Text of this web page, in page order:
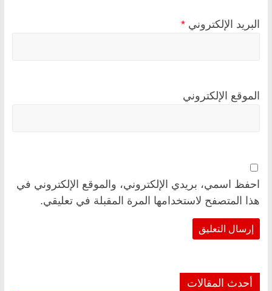
البريد الإلكتروني *
الموقع الإلكتروني
احفظ اسمي، بريدي الإلكتروني، والموقع الإلكتروني في
هذا المتصفح لاستخدامها المرة المقبلة في تعليقي.
أحدث المقالات